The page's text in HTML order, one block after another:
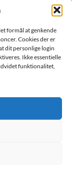
formål at genkende
Cookies der er
dit personlige login
Ikke essentielle
funktionalitet,